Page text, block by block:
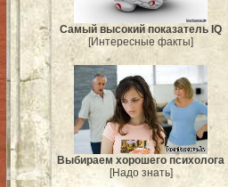
Самый высокий показатель IQ
[Интересные факты]
Выбираем хорошего психолога
[Надо знать]